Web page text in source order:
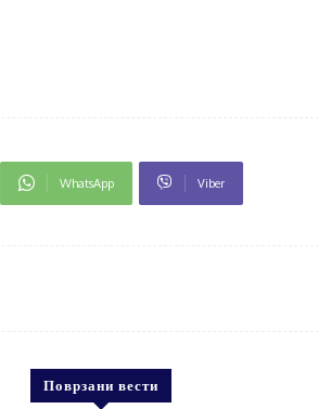
WhatsApp Viber
Поврзани вести